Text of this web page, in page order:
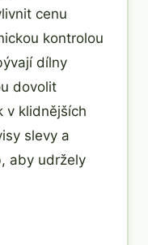
cenu
kontrolou
dílny
dovolit
v klidnějších
slevy a
aby udržely